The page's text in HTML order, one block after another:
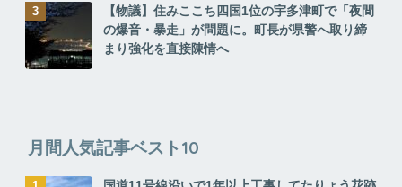
【物議】住みここち四国1位の宇多津町で「夜間
の爆音・暴走」が問題に。町長が県警へ取り締
まり強化を直接陳情へ
月間人気記事ベスト10